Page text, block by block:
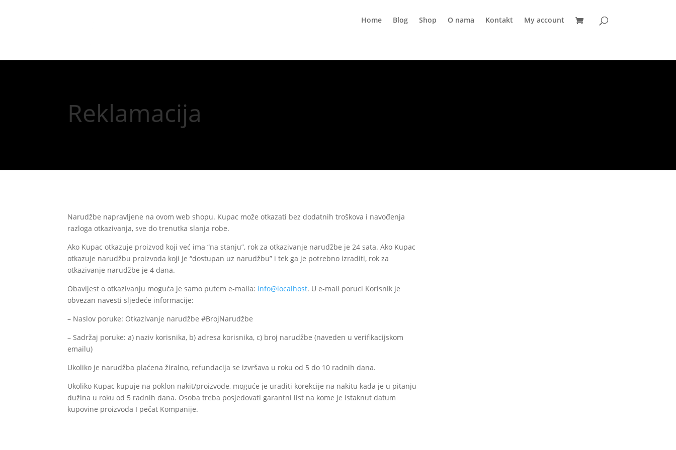
Home Blog Shop O nama Kontakt My account
Reklamacija
Narudžbe napravljene na ovom web shopu. Kupac može otkazati bez dodatnih troškova i navođenja
razloga otkazivanja, sve do trenutka slanja robe.
Ako Kupac otkazuje proizvod koji već ima “na stanju”, rok za otkazivanje narudžbe je 24 sata. Ako Kupac
otkazuje narudžbu proizvoda koji je “dostupan uz narudžbu” i tek ga je potrebno izraditi, rok za
otkazivanje narudžbe je 4 dana.
Obavijest o otkazivanju moguća je samo putem e-maila: info@localhost. U e-mail poruci Korisnik je
obvezan navesti sljedeće informacije:
– Naslov poruke: Otkazivanje narudžbe #BrojNarudžbe
– Sadržaj poruke: a) naziv korisnika, b) adresa korisnika, c) broj narudžbe (naveden u verifikacijskom
emailu)
Ukoliko je narudžba plaćena žiralno, refundacija se izvršava u roku od 5 do 10 radnih dana.
Ukoliko Kupac kupuje na poklon nakit/proizvode, moguće je uraditi korekcije na nakitu kada je u pitanju
dužina u roku od 5 radnih dana. Osoba treba posjedovati garantni list na kome je istaknut datum
kupovine proizvoda I pečat Kompanije.